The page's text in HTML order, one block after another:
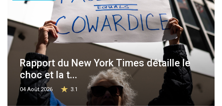
Rapport du New York Times détaille le
choc et la t...
04 Août 2026 3.1